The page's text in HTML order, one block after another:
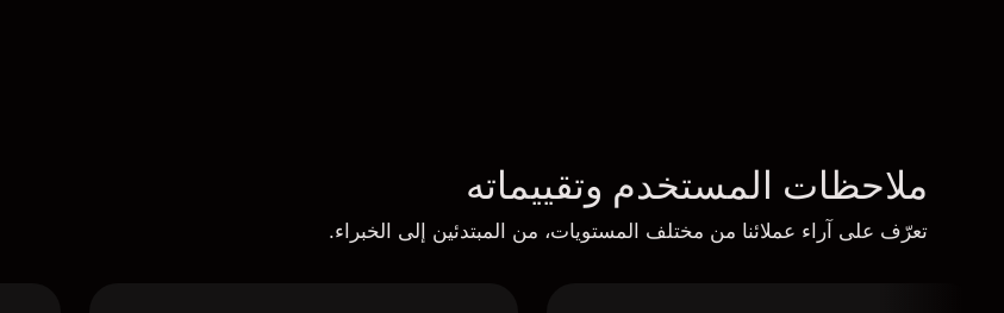
ملاحظات المستخدم وتقييماته
تعرّف على آراء عملائنا من مختلف المستويات، من المبتدئين إلى الخبراء.